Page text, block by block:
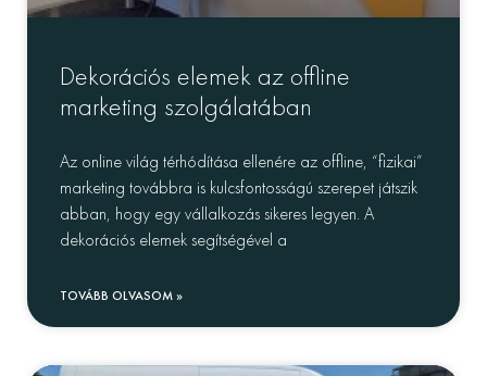
Dekorációs elemek az offline
marketing szolgálatában
Az online világ térhódítása ellenére az offline, “fizikai”
marketing továbbra is kulcsfontosságú szerepet játszik
abban, hogy egy vállalkozás sikeres legyen. A
dekorációs elemek segítségével a
TOVÁBB OLVASOM »